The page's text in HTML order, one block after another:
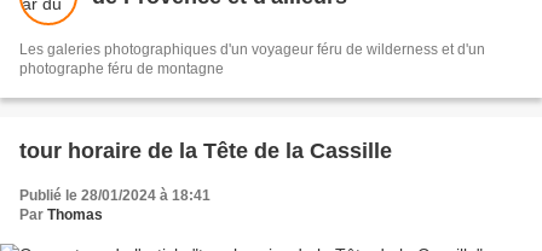
Les galeries photographiques d'un voyageur féru de wilderness et d'un
photographe féru de montagne
tour horaire de la Tête de la Cassille
Publié le 28/01/2024 à 18:41
Par Thomas